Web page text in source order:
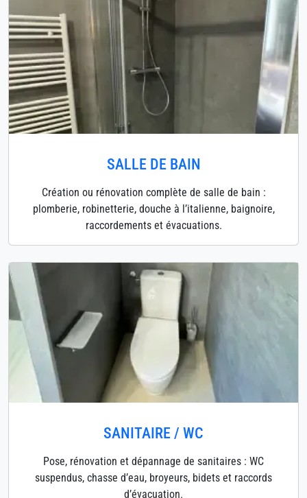
SALLE DE BAIN
Création ou rénovation complète de salle de bain :
plomberie, robinetterie, douche à l’italienne, baignoire,
raccordements et évacuations.
SANITAIRE / WC
Pose, rénovation et dépannage de sanitaires : WC
suspendus, chasse d’eau, broyeurs, bidets et raccords
d’évacuation.